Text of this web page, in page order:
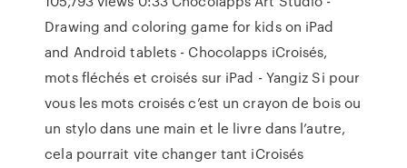
Drawing and coloring game for kids on iPad
and Android tablets - Chocolapps iCroisés,
mots fléchés et croisés sur iPad - Yangiz Si pour
vous les mots croisés c’est un crayon de bois ou
un stylo dans une main et le livre dans l’autre,
cela pourrait vite changer tant iCroisés